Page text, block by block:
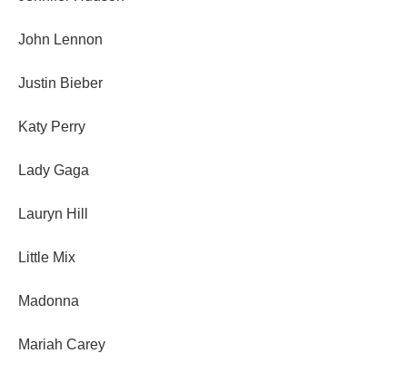
John Lennon
Justin Bieber
Katy Perry
Lady Gaga
Lauryn Hill
Little Mix
Madonna
Mariah Carey